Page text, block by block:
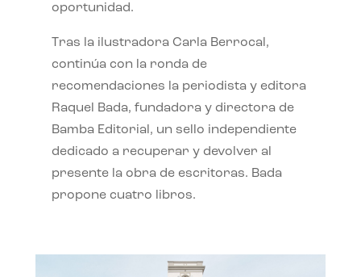
oportunidad.
Tras la ilustradora Carla Berrocal,
continúa con la ronda de
recomendaciones la periodista y editora
Raquel Bada, fundadora y directora de
Bamba Editorial, un sello independiente
dedicado a recuperar y devolver al
presente la obra de escritoras. Bada
propone cuatro libros.